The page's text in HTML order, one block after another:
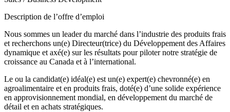
Description de l’offre d’emploi
Nous sommes un leader du marché dans l’industrie des produits frais
et recherchons un(e) Directeur(trice) du Développement des Affaires
dynamique et axé(e) sur les résultats pour piloter notre stratégie de
croissance au Canada et à l’international.
Le ou la candidat(e) idéal(e) est un(e) expert(e) chevronné(e) en
agroalimentaire et en produits frais, doté(e) d’une solide expérience
en approvisionnement mondial, en développement du marché de
détail et en achats stratégiques.